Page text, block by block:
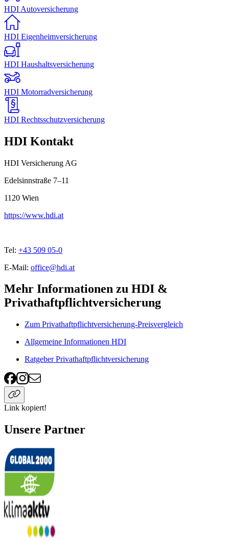
HDI Autoversicherung
HDI Eigenheimversicherung
HDI Haushaltsversicherung
HDI Motorradversicherung
HDI Rechtsschutzversicherung
HDI Kontakt
HDI Versicherung AG
Edelsinnstraße 7–11
1120 Wien
https://www.hdi.at
Tel: +43 509 05-0
E-Mail: office@hdi.at
Mehr Informationen zu HDI &
Privathaftpflichtversicherung
Zum Privathaftpflichtversicherung-Preisvergleich
Allgemeine Informationen HDI
Ratgeber Privathaftpflichtversicherung
Link kopiert!
Unsere Partner